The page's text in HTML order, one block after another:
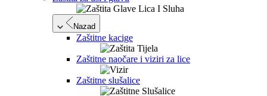
Nazad
Zaštitne kacige
Zaštitne naočare i viziri za lice
Zaštitne slušalice